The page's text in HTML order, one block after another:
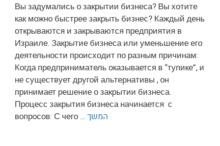
Вы задумались о закрытии бизнеса? Вы хотите
как можно быстрее закрыть бизнес? Каждый день
открываются и закрываются предприятия в
Израиле. Закрытие бизнеса или уменьшение его
деятельности происходит по разным причинам:
Когда предприниматель оказывается в “тупике”, и
не существует другой альтернативы , он
принимает решение о закрытии бизнеса.
Процесс закрытия бизнеса начинается с
вопросов: С чего … המשך